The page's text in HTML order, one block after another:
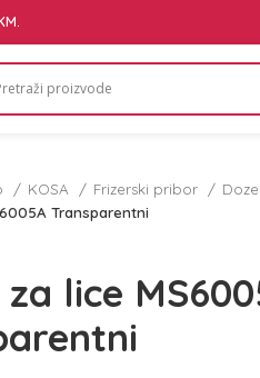
KOSA Frizerski pribor
Transparentni
lice